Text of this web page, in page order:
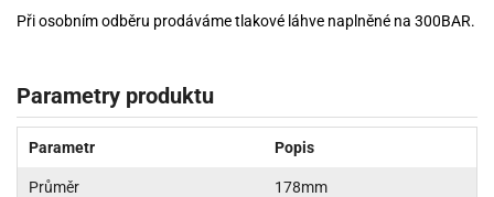
Při osobním odběru prodáváme tlakové láhve naplněné na 300BAR.
Parametry produktu
Parametr Popis
Průměr 178mm